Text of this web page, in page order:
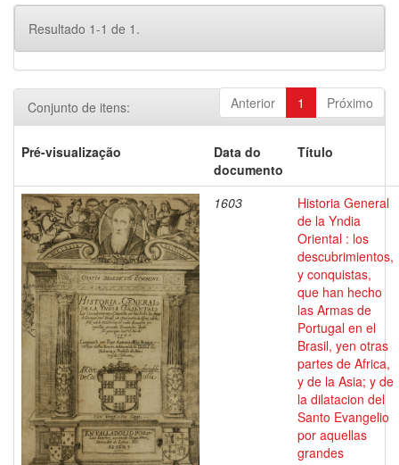
Resultado 1-1 de 1.
Anterior 1 Próximo
Conjunto de itens:
Pré-visualização
Data do
documento
Título
1603
Historia General
de la Yndia
Oriental : los
descubrimientos,
y conquistas,
que han hecho
las Armas de
Portugal en el
Brasil, yen otras
partes de Africa,
y de la Asia; y de
la dilatacion del
Santo Evangelio
por aquellas
grandes